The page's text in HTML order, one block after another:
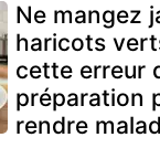
Ne mangez
haricots
cette erreur
préparation
rendre